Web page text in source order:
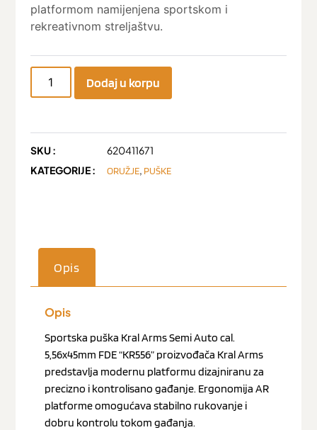
platformom namijenjena sportskom i
rekreativnom streljaštvu.
Dodaj u korpu
SKU :
620411671
KATEGORIJE :
ORUŽJE, PUŠKE
Opis
Opis
Sportska puška Kral Arms Semi Auto cal.
5,56x45mm FDE “KR556” proizvođača Kral Arms
predstavlja modernu platformu dizajniranu za
precizno i kontrolisano gađanje. Ergonomija AR
platforme omogućava stabilno rukovanje i
dobru kontrolu tokom gađanja.